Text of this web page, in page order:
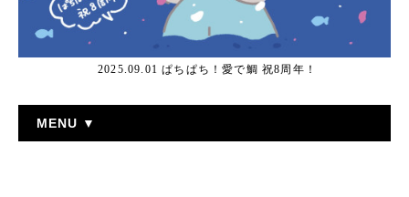
2025.09.01 ぱちぱち！愛で鯛 祝8周年！
MENU ▼